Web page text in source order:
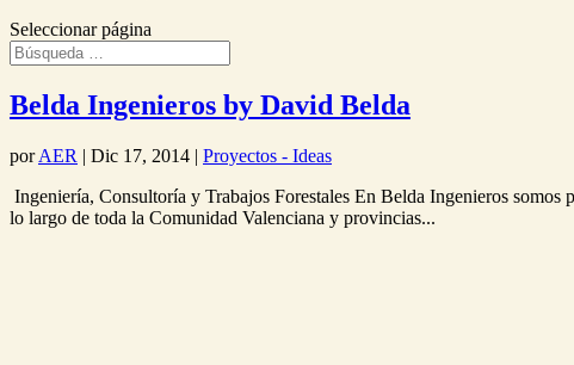
Seleccionar página
Belda Ingenieros by David Belda
porAER | Dic 17, 2014 | Proyectos - Ideas
Ingeniería, Consultoría y Trabajos Forestales En Belda Ingenieros
lo largo de toda la Comunidad Valenciana y provincias...